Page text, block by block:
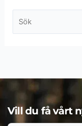
Vill du få vårt